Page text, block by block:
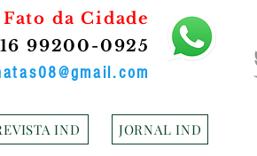
da Cidade
16 99200-0925
IND JORNAL IND